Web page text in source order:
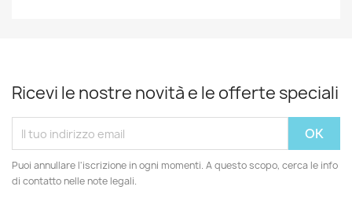
Ricevi le nostre novità e le offerte speciali
Puoi annullare l'iscrizione in ogni momenti. A questo scopo, cerca le info
di contatto nelle note legali.